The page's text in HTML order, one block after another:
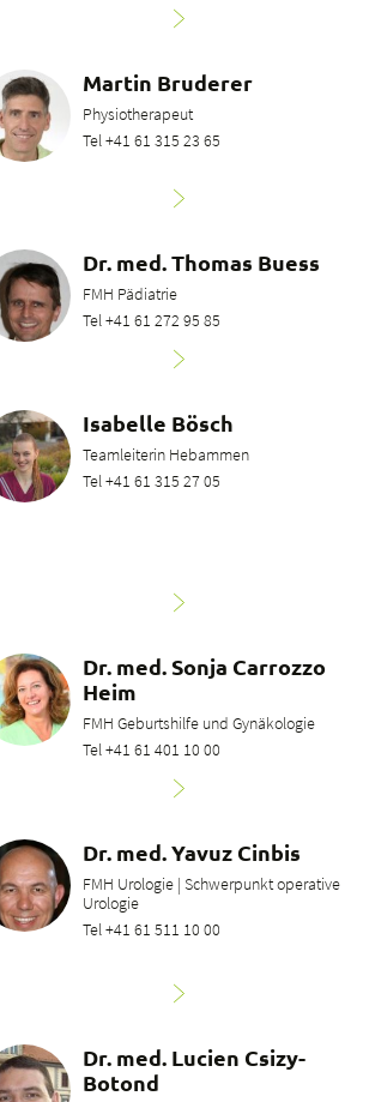
Martin Bruderer
Physiotherapeut
Tel +41 61 315 23 65
Dr. med. Thomas Buess
FMH Pädiatrie
Tel +41 61 272 95 85
Isabelle Bösch
Teamleiterin Hebammen
Tel +41 61 315 27 05
Dr. med. Sonja Carrozzo
Heim
FMH Geburtshilfe und Gynäkologie
Tel +41 61 401 10 00
Dr. med. Yavuz Cinbis
FMH Urologie | Schwerpunkt operative
Urologie
Tel +41 61 511 10 00
Dr. med. Lucien Csizy-
Botond